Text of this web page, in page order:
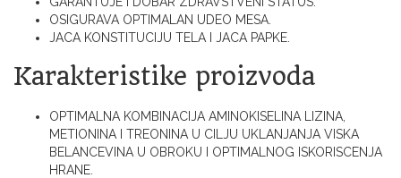
OSIGURAVA OPTIMALAN UDEO MESA.
JACA KONSTITUCIJU TELA I JACA PAPKE.
Karakteristike proizvoda
OPTIMALNA KOMBINACIJA AMINOKISELINA LIZINA,
METIONINA I TREONINA U CILJU UKLANJANJA VISKA
BELANCEVINA U OBROKU I OPTIMALNOG ISKORISCENJA
HRANE.